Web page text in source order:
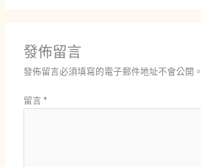
發佈留言
發佈留言必須填寫的電子郵件地址不會公開。
留言*